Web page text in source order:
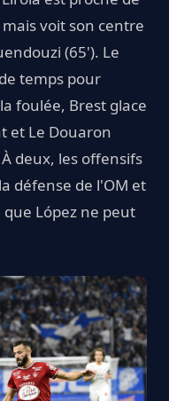
voit son centre
(65'). Le
temps pour
foulée, Brest glace
et Le Douaron
deux, les offensifs
défense de l'OM et
López ne peut